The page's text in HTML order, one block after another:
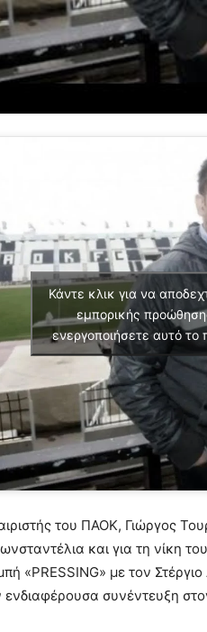
Κάντε κλικ για να
εμπορικής
ενεργοποιήσετε αυτό το
του ΠΑΟΚ, Γιώργος
και για τη νίκη
«PRESSING» με τον
συνέντευξη